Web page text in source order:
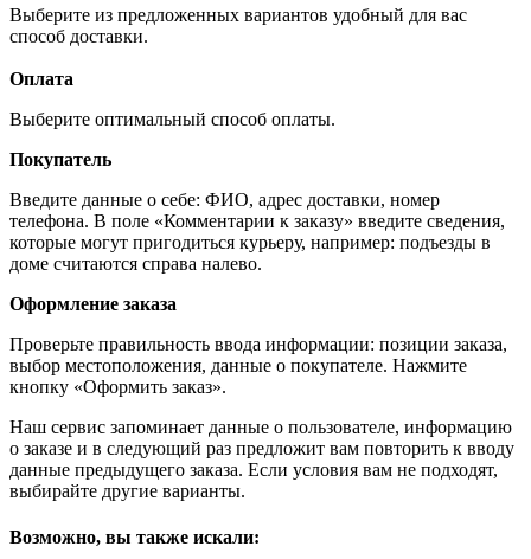
Выберите из предложенных вариантов удобный для вас
способ доставки.
Оплата
Выберите оптимальный способ оплаты.
Покупатель
Введите данные о себе: ФИО, адрес доставки, номер
телефона. В поле «Комментарии к заказу» введите сведения,
которые могут пригодиться курьеру, например: подъезды в
доме считаются справа налево.
Оформление заказа
Проверьте правильность ввода информации: позиции заказа,
выбор местоположения, данные о покупателе. Нажмите
кнопку «Оформить заказ».
Наш сервис запоминает данные о пользователе, информацию
о заказе и в следующий раз предложит вам повторить к вводу
данные предыдущего заказа. Если условия вам не подходят,
выбирайте другие варианты.
Возможно, вы также искали: